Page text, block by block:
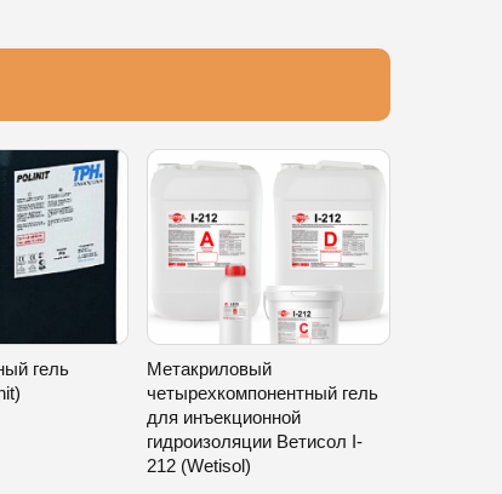
гель
Метакриловый
четырехкомпонентный гель
для инъекционной
гидроизоляции Ветисол I-
212 (Wetisol)